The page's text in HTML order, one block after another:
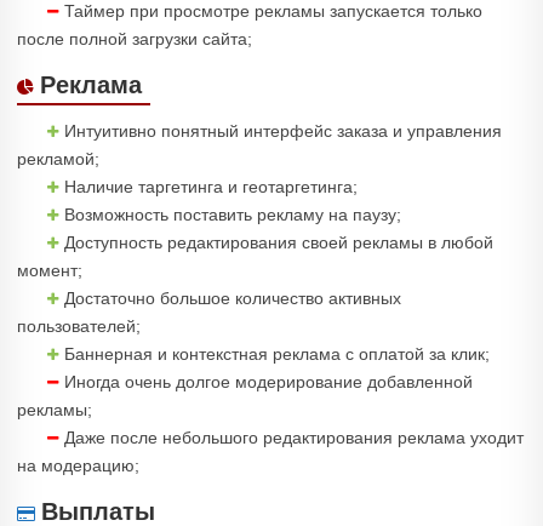
Таймер при просмотре рекламы запускается только
после полной загрузки сайта;
Реклама
Интуитивно понятный интерфейс заказа и управления
рекламой;
Наличие таргетинга и геотаргетинга;
Возможность поставить рекламу на паузу;
Доступность редактирования своей рекламы в любой
момент;
Достаточно большое количество активных
пользователей;
Баннерная и контекстная реклама с оплатой за клик;
Иногда очень долгое модерирование добавленной
рекламы;
Даже после небольшого редактирования реклама уходит
на модерацию;
Выплаты